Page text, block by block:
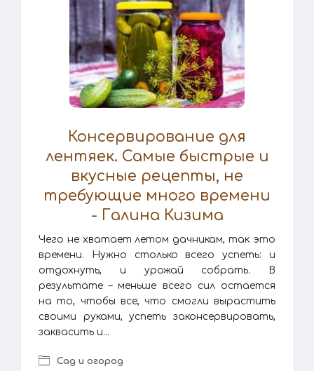
Консервирование для
лентяек. Самые быстрые и
вкусные рецепты, не
требующие много времени
- Галина Кизима
Чего не хватает летом дачникам, так это
времени. Нужно столько всего успеть: и
отдохнуть, и урожай собрать. В
результате – меньше всего сил остается
на то, чтобы все, что смогли вырастить
своими руками, успеть законсервировать,
заквасить и...
Сад и огород